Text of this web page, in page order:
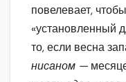
повелевает, чтобы
«установленный
то, если весна
нисаном —